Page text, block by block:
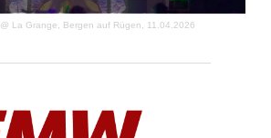
@ La Grange, Bergen auf Rügen, 11.04.2026